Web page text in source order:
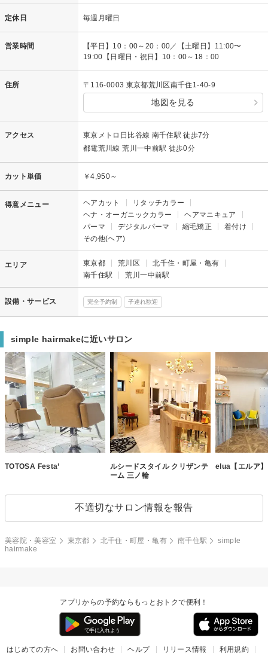
定休日 毎週月曜日
営業時間
【平日】10：00～20：00／【土曜日】11:00〜
19:00【日曜日・祝日】10：00～18：00
住所 〒116-0003 東京都荒川区南千住1-40-9
地図を見る
アクセス
東京メトロ日比谷線 南千住駅 徒歩7分
都電荒川線 荒川一中前駅 徒歩0分
カット単価 ￥4,950～
得意メニュー ヘアカット
リタッチカラー
ヘナ・オーガニックカラー
ヘアマニキュア
パーマ
デジタルパーマ 縮毛矯正
着付け
その他(ヘア)
エリア 東京都 荒川区
北千住・町屋・亀有
南千住駅
荒川一中前駅
設備・サービス 完全予約制 子連れ歓迎
simple hairmakeに近いサロン
TOTOSA Festa’
ルシードスタイル クリザンテ
ーム 三ノ輪
elua【エルア】
不適切なサロン情報を報告
美容院・美容室 東京都 北千住・町屋・亀有 南千住駅
simple
hairmake
アプリからの予約ならもっとおトクで便利！
はじめての方へ お問い合わせ ヘルプ リリース情報 利用規約